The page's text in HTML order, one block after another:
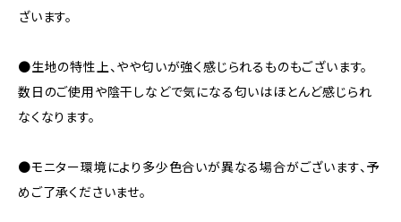
ざいます。
●生地の特性上、やや匂いが強く感じられるものもございます。
数日のご使用や陰干しなどで気になる匂いはほとんど感じられ
なくなります。
●モニター環境により多少色合いが異なる場合がございます、予
めご了承くださいませ。